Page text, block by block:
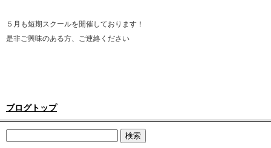
５月も短期スクールを開催しております！
是非ご興味のある方、ご連絡ください
ブログトップ